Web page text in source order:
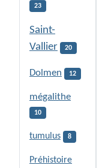
23
Saint-
Vallier
20
Dolmen 12
mégalithe
10
tumulus 8
Préhistoire